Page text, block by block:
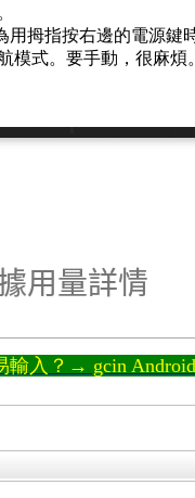
拇指按右邊的電源鍵
模式。要手動，很麻煩。
輸入？→ gcin Android